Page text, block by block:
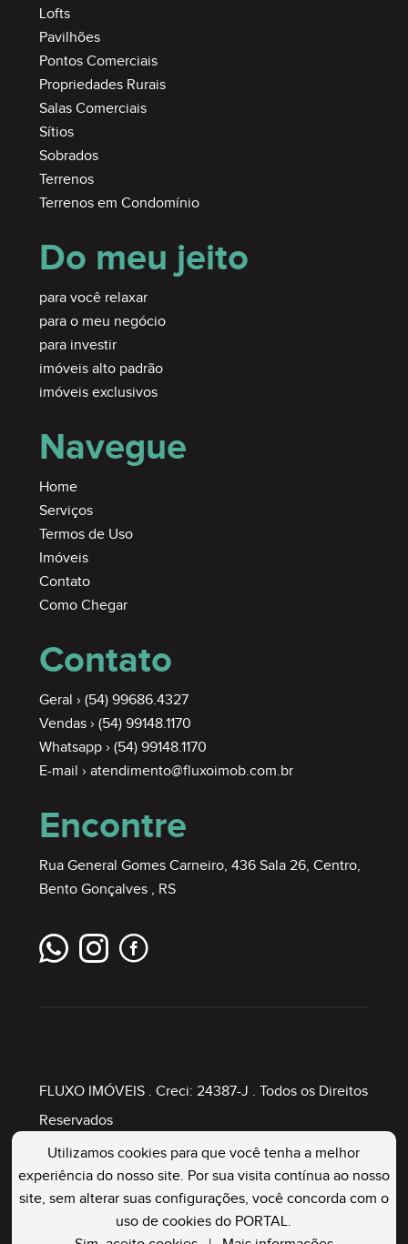
SEMIMOBILIADO
Lofts
Pavilhões
Pontos Comerciais
Propriedades Rurais
Salas Comerciais
Sítios
Sobrados
Terrenos
Terrenos em Condomínio
Do meu jeito
para você relaxar
para o meu negócio
para investir
imóveis alto padrão
imóveis exclusivos
Navegue
Home
Serviços
Termos de Uso
Imóveis
Contato
Como Chegar
Contato
Geral › (54) 99686.4327
Vendas › (54) 99148.1170
Whatsapp › (54) 99148.1170
E-mail › atendimento@fluxoimob.com.br
Encontre
Rua General Gomes Carneiro, 436 Sala 26, Centro,
Bento Gonçalves , RS
FLUXO IMÓVEIS . Creci: 24387-J . Todos os Direitos
Reservados
Painel Imobiliário
Utilizamos cookies para que você tenha a melhor
experiência do nosso site. Por sua visita contínua ao nosso
site, sem alterar suas configurações, você concorda com o
uso de cookies do PORTAL.